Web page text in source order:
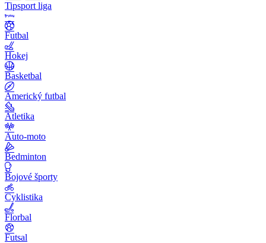
Tipsport liga
Futbal
Hokej
Basketbal
Americký futbal
Atletika
Auto-moto
Bedminton
Bojové športy
Cyklistika
Florbal
Futsal